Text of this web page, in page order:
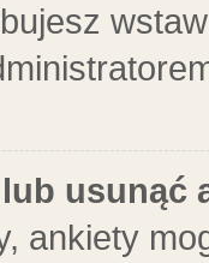
usunąć
ankiety